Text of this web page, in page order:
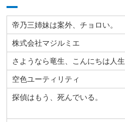
帝乃三姉妹は案外、チョロい。
株式会社マジルミエ
さようなら竜生、こんにちは人生
空色ユーティリティ
探偵はもう、死んでいる。